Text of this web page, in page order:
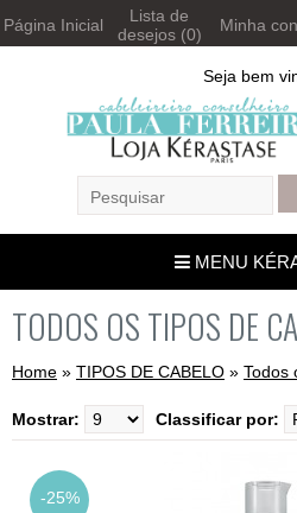
Página Inicial
Lista de
desejos (0)
Minha
Seja bem
MENU
TODOS OS TIPOS DE
Home » TIPOS DE CABELO » Todos
Mostrar: Classificar por:
-25%